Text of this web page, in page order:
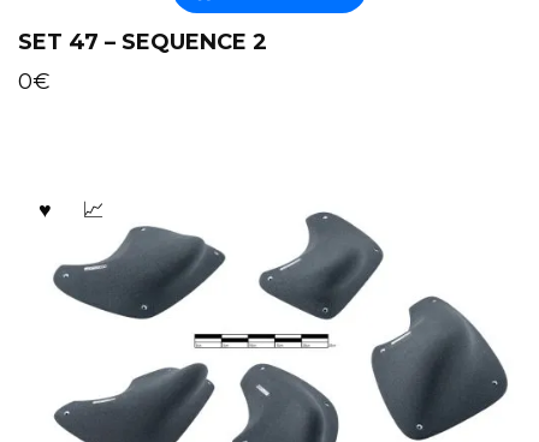
SET 47 – SEQUENCE 2
0€